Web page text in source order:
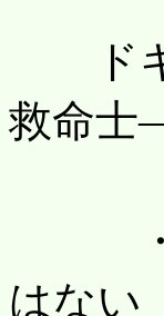
ドキ
救命士
・厳
・「
はな